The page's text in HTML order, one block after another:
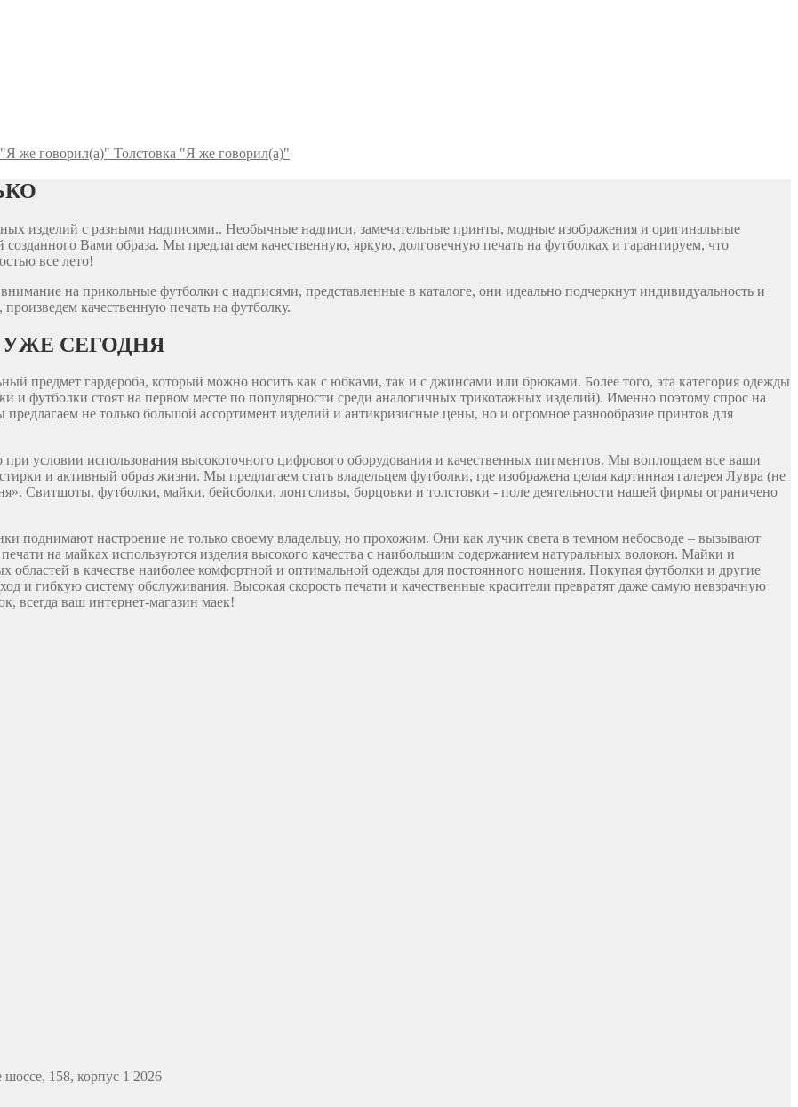
Толстовка "Я же говорил(а)"
изделий с разными надписями.. Необычные надписи, замечательные принты, модные изображения и оригинальные
Вами образа. Мы предлагаем качественную, яркую, долговечную печать на футболках и гарантируем, что
все лето!
на прикольные футболки с надписями, представленные в каталоге, они идеально подчеркнут индивидуальность и
качественную печать на футболку.
СЕГОДНЯ
предмет гардероба, который можно носить как с юбками, так и с джинсами или брюками. Более того, эта категория одежды
и футболки стоят на первом месте по популярности среди аналогичных трикотажных изделий). Именно поэтому спрос на
не только большой ассортимент изделий и антикризисные цены, но и огромное разнообразие принтов для
при условии использования высокоточного цифрового оборудования и качественных пигментов. Мы воплощаем все ваши
и активный образ жизни. Мы предлагаем стать владельцем футболки, где изображена целая картинная галерея Лувра (не
Свитшоты, футболки, майки, бейсболки, лонгсливы, борцовки и толстовки - поле деятельности нашей фирмы ограничено
поднимают настроение не только своему владельцу, но прохожим. Они как лучик света в темном небосводе – вызывают
на майках используются изделия высокого качества с наибольшим содержанием натуральных волокон. Майки и
областей в качестве наиболее комфортной и оптимальной одежды для постоянного ношения. Покупая футболки и другие
и гибкую систему обслуживания. Высокая скорость печати и качественные красители превратят даже самую невзрачную
всегда ваш интернет-магазин маек!
158, корпус 1 2026